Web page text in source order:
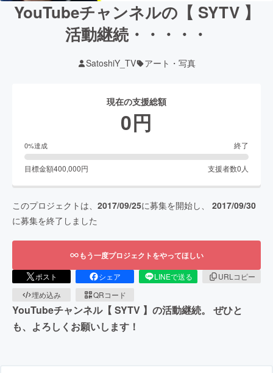
YouTubeチャンネルの【 SYTV 】
活動継続・・・・・
SatoshiY_TV アート・写真
現在の支援総額
0円
0%達成 終了
目標金額400,000円 支援者数0 人
このプロジェクトは、 2017/09/25に募集を開始し、 2017/09/30
に募集を終了しました
もう一度プロジェクトをやってほしい
ポスト シェア LINEで送る
URLコピー
埋め込み
QRコード
YouTubeチャンネル【 SYTV 】の活動継続。 ぜひと
も、よろしくお願いします！